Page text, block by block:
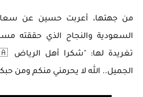
من جهتها، أعربت حسين عن
السعودية والنجاح الذي حققته
الجميل.. الله لا يحرمني منكم ومن